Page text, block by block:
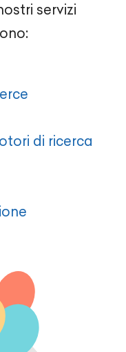
servizi
di ricerca